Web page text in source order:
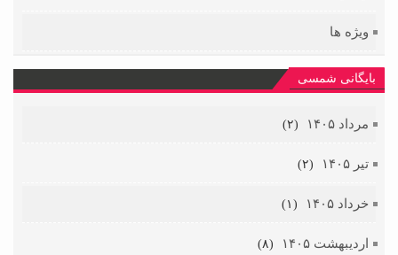
ویژه ها
بایگانی شمسی
مرداد ۱۴۰۵ (۲)
تیر ۱۴۰۵ (۲)
خرداد ۱۴۰۵ (۱)
اردیبهشت ۱۴۰۵ (۸)